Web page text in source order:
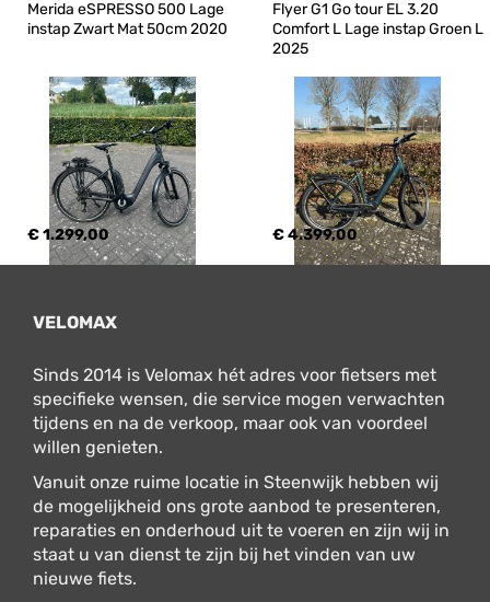
Merida eSPRESSO 500 Lage
instap Zwart Mat 50cm 2020
€ 1.299,00
Flyer G1 Go tour EL 3.20
Comfort L Lage instap Groen L
2025
€ 4.399,00
VELOMAX
Sinds 2014 is Velomax hét adres voor fietsers met
specifieke wensen, die service mogen verwachten
tijdens en na de verkoop, maar ook van voordeel
willen genieten.
Vanuit onze ruime locatie in Steenwijk hebben wij
de mogelijkheid ons grote aanbod te presenteren,
reparaties en onderhoud uit te voeren en zijn wij in
staat u van dienst te zijn bij het vinden van uw
nieuwe fiets.